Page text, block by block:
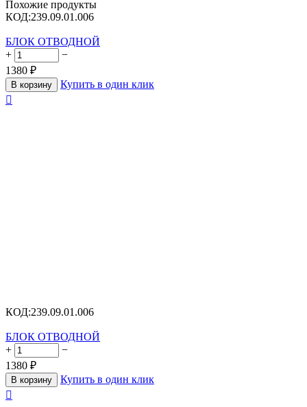
Похожие продукты
КОД:239.09.01.006
БЛОК ОТВОДНОЙ
+
−
1380 ₽
В корзину
Купить в один клик

КОД:239.09.01.006
БЛОК ОТВОДНОЙ
+
−
1380 ₽
В корзину
Купить в один клик
